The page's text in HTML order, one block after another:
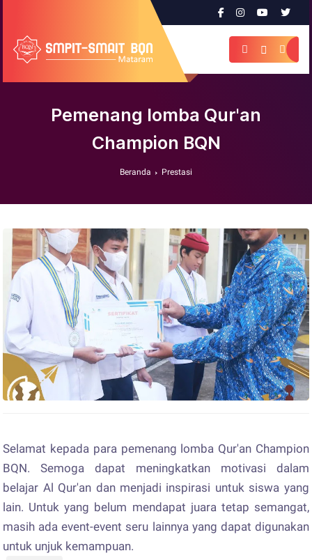
Pemenang lomba Qur'an
Champion BQN
Beranda Prestasi
Selamat kepada para pemenang lomba Qur'an Champion
BQN. Semoga dapat meningkatkan motivasi dalam
belajar Al Qur'an dan menjadi inspirasi untuk siswa yang
lain. Untuk yang belum mendapat juara tetap semangat,
masih ada event-event seru lainnya yang dapat digunakan
untuk unjuk kemampuan.